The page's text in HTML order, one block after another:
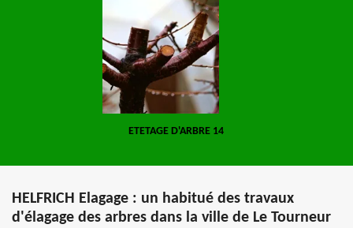
ETETAGE D'ARBRE 14
HELFRICH Elagage : un habitué des travaux
d'élagage des arbres dans la ville de Le Tourneur